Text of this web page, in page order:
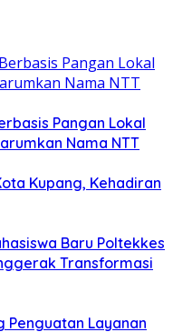
Pangan Lokal
Nama NTT
Kupang, Kehadiran
Baru Poltekkes
Transformasi
Penguatan Layanan